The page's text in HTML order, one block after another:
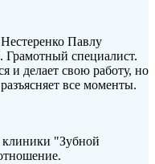
Павлу
Грамотный специалист.
и делает свою работу, но
все моменты.
клиники "Зубной